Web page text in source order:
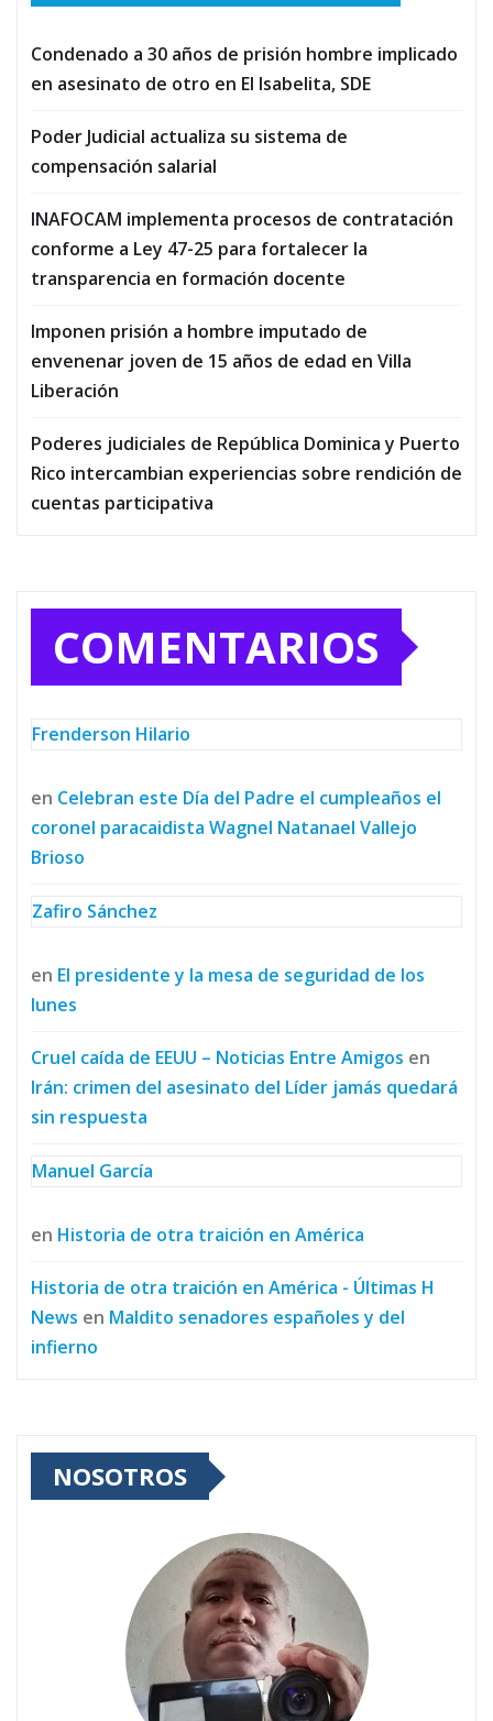
Condenado a 30 años de prisión hombre implicado
en asesinato de otro en El Isabelita, SDE
Poder Judicial actualiza su sistema de
compensación salarial
INAFOCAM implementa procesos de contratación
conforme a Ley 47-25 para fortalecer la
transparencia en formación docente
Imponen prisión a hombre imputado de
envenenar joven de 15 años de edad en Villa
Liberación
Poderes judiciales de República Dominica y Puerto
Rico intercambian experiencias sobre rendición de
cuentas participativa
COMENTARIOS
Frenderson Hilario
en Celebran este Día del Padre el cumpleaños el
coronel paracaidista Wagnel Natanael Vallejo
Brioso
Zafiro Sánchez
en El presidente y la mesa de seguridad de los
lunes
Cruel caída de EEUU – Noticias Entre Amigos en
Irán: crimen del asesinato del Líder jamás quedará
sin respuesta
Manuel García
en Historia de otra traición en América
Historia de otra traición en América - Últimas H
News en Maldito senadores españoles y del
infierno
NOSOTROS